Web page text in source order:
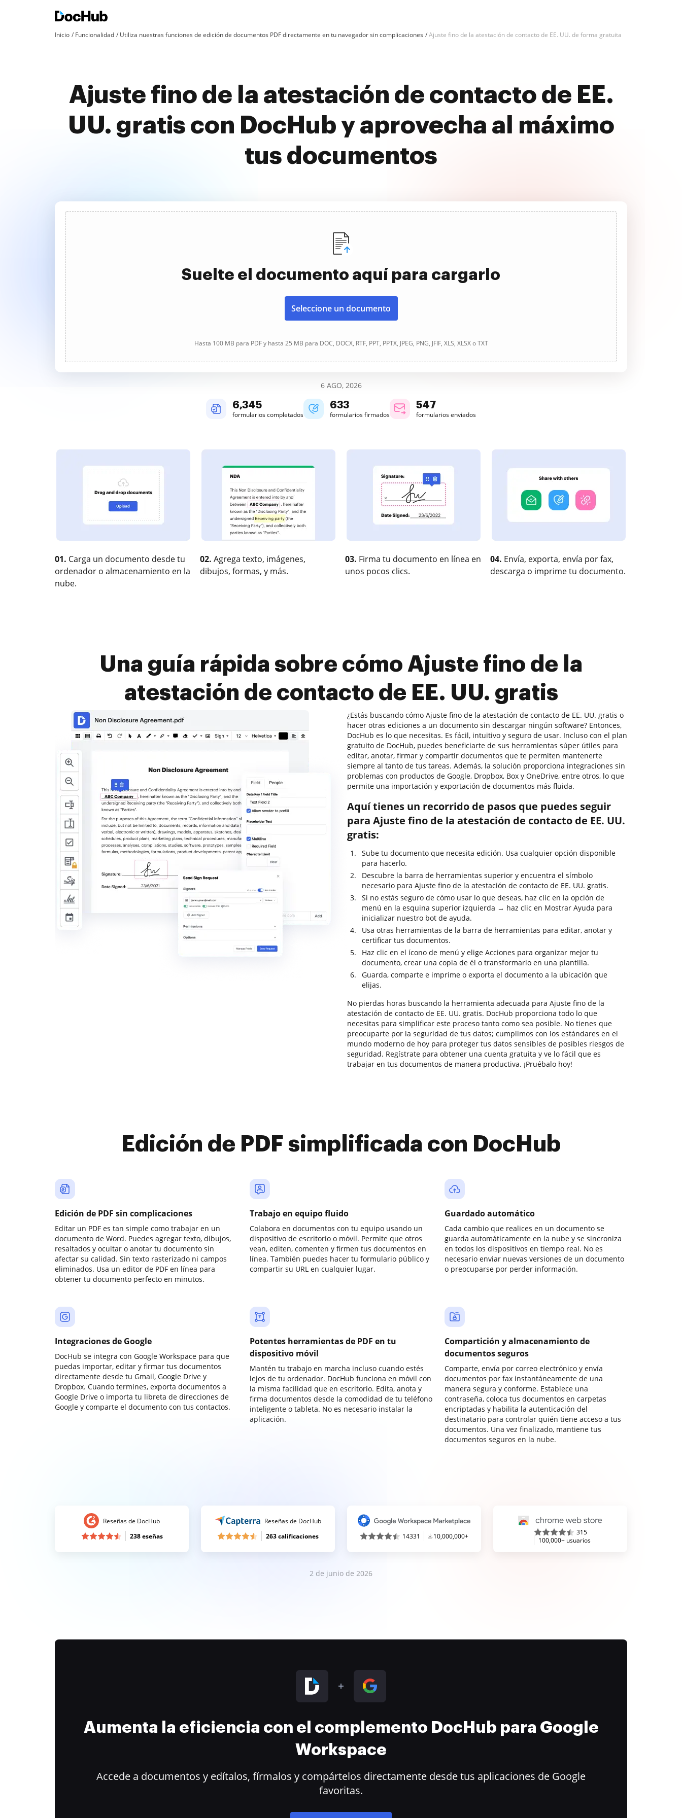
Inicio Funcionalidad Utiliza nuestras funciones de edición de documentos PDF directamente en tu navegador sin complicaciones Ajuste fino de la atestación de contacto de EE. UU. de forma gratuita
Ajuste fino de la atestación de contacto de EE.
UU. gratis con DocHub y aprovecha al máximo
tus documentos
Suelte el documento aquí para cargarlo
Seleccione un documento
Hasta 100 MB para PDF y hasta 25 MB para DOC, DOCX, RTF, PPT, PPTX, JPEG, PNG, JFIF, XLS, XLSX o TXT
6 AGO, 2026
6,345
formularios completados
633
formularios firmados
547
formularios enviados
01. Carga un documento desde tu
ordenador o almacenamiento en la
nube.
02. Agrega texto, imágenes,
dibujos, formas, y más.
03. Firma tu documento en línea en
unos pocos clics.
04. Envía, exporta, envía por fax,
descarga o imprime tu documento.
Una guía rápida sobre cómo Ajuste fino de la
atestación de contacto de EE. UU. gratis
¿Estás buscando cómo Ajuste fino de la atestación de contacto de EE. UU. gratis o
hacer otras ediciones a un documento sin descargar ningún software? Entonces,
DocHub es lo que necesitas. Es fácil, intuitivo y seguro de usar. Incluso con el plan
gratuito de DocHub, puedes beneficiarte de sus herramientas súper útiles para
editar, anotar, firmar y compartir documentos que te permiten mantenerte
siempre al tanto de tus tareas. Además, la solución proporciona integraciones sin
problemas con productos de Google, Dropbox, Box y OneDrive, entre otros, lo que
permite una importación y exportación de documentos más fluida.
Aquí tienes un recorrido de pasos que puedes seguir
para Ajuste fino de la atestación de contacto de EE. UU.
gratis:
Sube tu documento que necesita edición. Usa cualquier opción disponible
para hacerlo.
Descubre la barra de herramientas superior y encuentra el símbolo
necesario para Ajuste fino de la atestación de contacto de EE. UU. gratis.
Si no estás seguro de cómo usar lo que deseas, haz clic en la opción de
menú en la esquina superior izquierda → haz clic en Mostrar Ayuda para
inicializar nuestro bot de ayuda.
Usa otras herramientas de la barra de herramientas para editar, anotar y
certificar tus documentos.
Haz clic en el ícono de menú y elige Acciones para organizar mejor tu
documento, crear una copia de él o transformarlo en una plantilla.
Guarda, comparte e imprime o exporta el documento a la ubicación que
elijas.
No pierdas horas buscando la herramienta adecuada para Ajuste fino de la
atestación de contacto de EE. UU. gratis. DocHub proporciona todo lo que
necesitas para simplificar este proceso tanto como sea posible. No tienes que
preocuparte por la seguridad de tus datos; cumplimos con los estándares en el
mundo moderno de hoy para proteger tus datos sensibles de posibles riesgos de
seguridad. Regístrate para obtener una cuenta gratuita y ve lo fácil que es
trabajar en tus documentos de manera productiva. ¡Pruébalo hoy!
Edición de PDF simplificada con DocHub
Edición de PDF sin complicaciones
Editar un PDF es tan simple como trabajar en un
documento de Word. Puedes agregar texto, dibujos,
resaltados y ocultar o anotar tu documento sin
afectar su calidad. Sin texto rasterizado ni campos
eliminados. Usa un editor de PDF en línea para
obtener tu documento perfecto en minutos.
Trabajo en equipo fluido
Colabora en documentos con tu equipo usando un
dispositivo de escritorio o móvil. Permite que otros
vean, editen, comenten y firmen tus documentos en
línea. También puedes hacer tu formulario público y
compartir su URL en cualquier lugar.
Guardado automático
Cada cambio que realices en un documento se
guarda automáticamente en la nube y se sincroniza
en todos los dispositivos en tiempo real. No es
necesario enviar nuevas versiones de un documento
o preocuparse por perder información.
Integraciones de Google
DocHub se integra con Google Workspace para que
puedas importar, editar y firmar tus documentos
directamente desde tu Gmail, Google Drive y
Dropbox. Cuando termines, exporta documentos a
Google Drive o importa tu libreta de direcciones de
Google y comparte el documento con tus contactos.
Potentes herramientas de PDF en tu
dispositivo móvil
Mantén tu trabajo en marcha incluso cuando estés
lejos de tu ordenador. DocHub funciona en móvil con
la misma facilidad que en escritorio. Edita, anota y
firma documentos desde la comodidad de tu teléfono
inteligente o tableta. No es necesario instalar la
aplicación.
Compartición y almacenamiento de
documentos seguros
Comparte, envía por correo electrónico y envía
documentos por fax instantáneamente de una
manera segura y conforme. Establece una
contraseña, coloca tus documentos en carpetas
encriptadas y habilita la autenticación del
destinatario para controlar quién tiene acceso a tus
documentos. Una vez finalizado, mantiene tus
documentos seguros en la nube.
Reseñas de DocHub
238 eseñas
Reseñas de DocHub
263 calificaciones
14331 10,000,000+
315
100,000+ usuarios
2 de junio de 2026
Aumenta la eficiencia con el complemento DocHub para Google
Workspace
Accede a documentos y edítalos, fírmalos y compártelos directamente desde tus aplicaciones de Google
favoritas.